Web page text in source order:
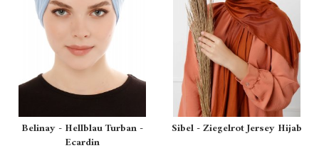
Belinay - Hellblau Turban -
Ecardin
Sibel - Ziegelrot Jersey Hijab